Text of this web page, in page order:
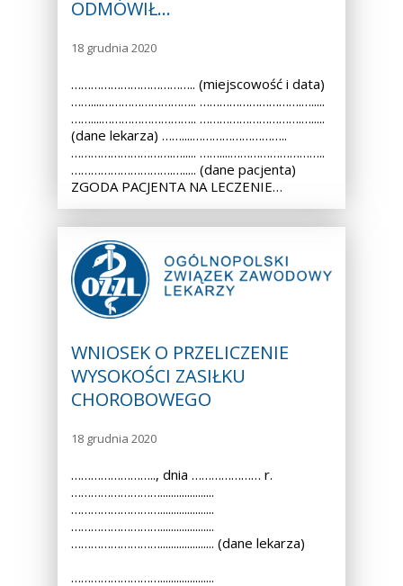
ODMÓWIŁ…
18 grudnia 2020
……………………………….. (miejscowość i data)
……....……………………….. ………………………….….....
……....……………………….. ………………………….….....
(dane lekarza) ……....………………………..
………………………….…..... ……....………………………..
………………………….…..... (dane pacjenta)
ZGODA PACJENTA NA LECZENIE…
WNIOSEK O PRZELICZENIE
WYSOKOŚCI ZASIŁKU
CHOROBOWEGO
18 grudnia 2020
…………………….., dnia ………………… r.
………………………....................
………………………....................
………………………....................
……………………….................... (dane lekarza)
………………………....................